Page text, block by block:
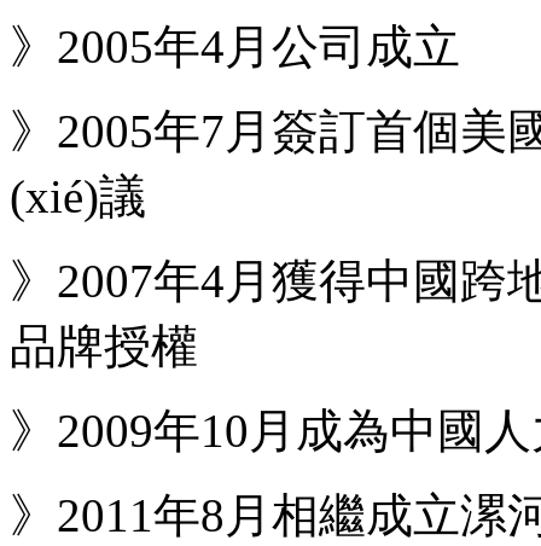
》2005年4月公司成立
》2005年7月簽訂首個美
(xié)議
》2007年4月獲得中國跨
品牌授權
》2009年10月成為中國
》2011年8月相繼成立漯